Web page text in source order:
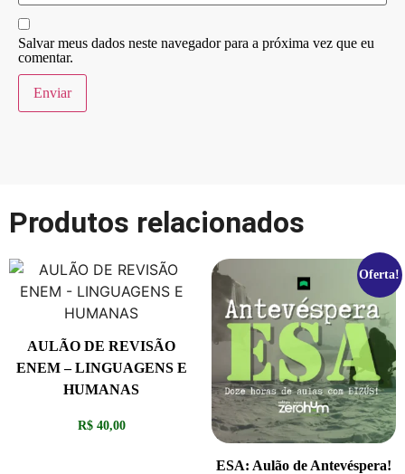
Salvar meus dados neste navegador para a próxima vez que eu
comentar.
Produtos relacionados
AULÃO DE REVISÃO
ENEM – LINGUAGENS E
HUMANAS
R$40,00
Oferta!
ESA: Aulão de Antevéspera!